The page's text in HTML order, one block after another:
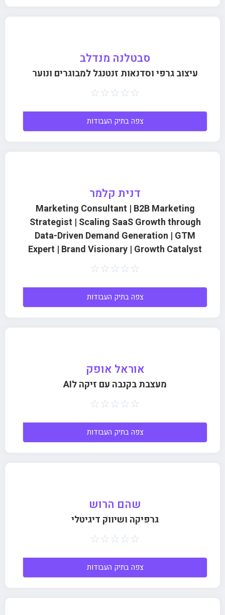
סבטלנה מנדלב
עיצוב גרפי וסדנאות זנטנגל למבוגרים ונוער
☆
☆
☆
☆
☆
צפה בתיק העבודות
דנית קלמר
Marketing Consultant | B2B Marketing
Strategist | Scaling SaaS Growth through
Data-Driven Demand Generation | GTM
Expert | Brand Visionary | Growth Catalyst
☆
☆
☆
☆
☆
צפה בתיק העבודות
אוראל אופק
מעצבת בקנבה עם זיקה לAI
☆
☆
☆
☆
☆
צפה בתיק העבודות
שהם הרוש
גרפיקה ושיווק דיגיטלי
☆
☆
☆
☆
☆
צפה בתיק העבודות